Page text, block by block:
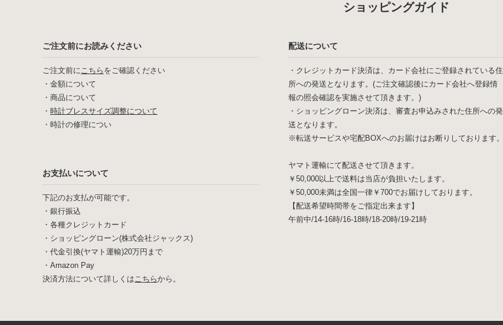
ショッピングガイド
ご注文前にお読みください
ご注文前にこちら をご確認ください
・ 金額について
・ 商品について
・ 時計ブレスサイズ調整について
・ 時計の修理につい
お支払いについて
下記のお支払が可能です。
・銀行振込
・各種クレジットカード
・ショッピングローン(株式会社ジャックス)
・代金引換(ヤマト運輸)20万円まで
・Amazon Pay
決済方法について詳しくはこちらから。
配送について
・クレジットカード決済は、カード会社にご登録されている住
所への発送となります。(ご注文確認後にカード会社へ登録情
報の照会確認を実施させて頂きます。)
・ショッピングローン決済は、審査お申込みされた住所への発
送となります。
※転送サービスや宅配BOXへのお届けはお断りしております。
ヤマト運輸にて配送させて頂きます。
￥50,000以上で送料は当店が負担いたします。
￥50,000未満は全国一律￥700でお届けしております。
【配送希望時間帯をご指定出来ます】
午前中/14-16時/16-18時/18-20時/19-21時